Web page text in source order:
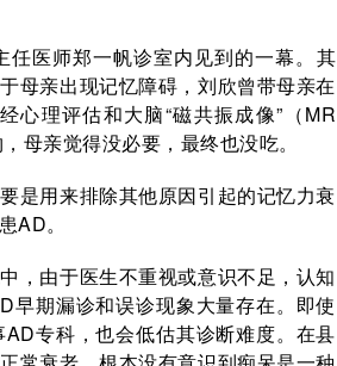
医师郑一帆诊室内见到的一幕。其
母亲出现记忆障碍，刘欣曾带母亲在
心理评估和大脑“磁共振成像”（MR
母亲觉得没必要，最终也没吃。
是用来排除其他原因引起的记忆力衰
AD。
，由于医生不重视或意识不足，认知
早期漏诊和误诊现象大量存在。即使
专科，也会低估其诊断难度。在县